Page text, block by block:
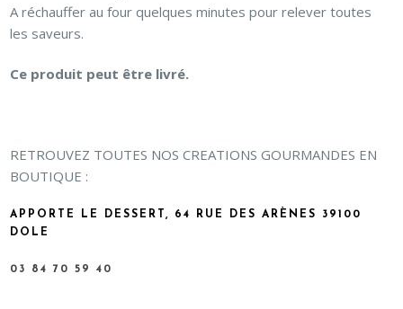
A réchauffer au four quelques minutes pour relever toutes
les saveurs.
Ce produit peut être livré.
RETROUVEZ TOUTES NOS CREATIONS GOURMANDES EN
BOUTIQUE :
APPORTE LE DESSERT, 64 RUE DES ARÈNES 39100
DOLE
03 84 70 59 40